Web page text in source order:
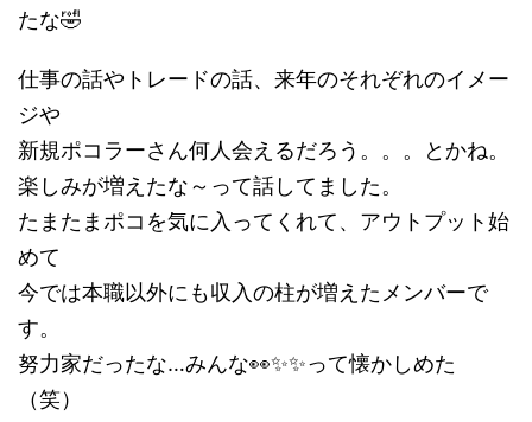
たな🤣
仕事の話やトレードの話、来年のそれぞれのイメー
ジや
新規ポコラーさん何人会えるだろう。。。とかね。
楽しみが増えたな～って話してました。
たまたまポコを気に入ってくれて、アウトプット始
めて
今では本職以外にも収入の柱が増えたメンバーで
す。
努力家だったな…みんな👀✨✨って懐かしめた
（笑）